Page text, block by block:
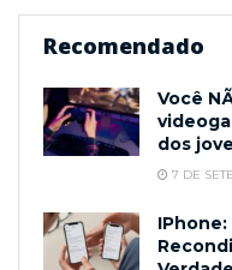
Recomendado
Você
dos
7 DE